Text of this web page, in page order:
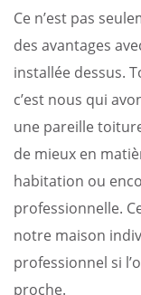
Ce n’est pas
des avantages
installée dessus.
c’est nous qui
une pareille
de mieux en
habitation ou
professionnelle.
notre maison
professionnel si
proche.